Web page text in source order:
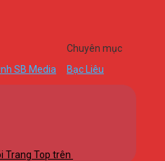
SB Media
Chuyên mục
Bạc Liêu
Trang Top trên